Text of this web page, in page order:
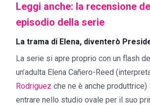
Leggi anche: la recensione
episodio della serie
La trama di Elena, diventerò
La serie si apre proprio con un flash
un’adulta Elena Cañero-Reed
Rodriguez che ne è anche
entrare nello studio ovale per il suo